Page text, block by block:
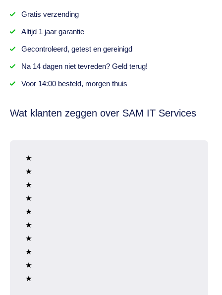
Gratis verzending
Altijd 1 jaargarantie
Gecontroleerd, getesten gereinigd
Na 14 dagenniet tevreden? Geld terug!
Voor 14:00 besteld, morgen thuis
Wat klanten zeggen over SAM IT Services